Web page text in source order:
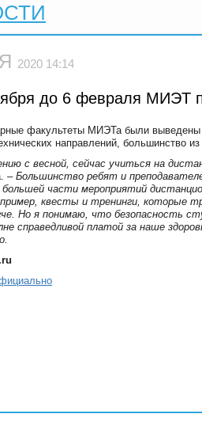
2020 14:14
до 6 февраля МИЭТ
факультеты МИЭТа были выведены
направлений, большинство
с весной, сейчас учиться на
. – Большинство ребят и
части мероприятий
квесты и тренинги, которые
Но я понимаю, что безопасность
справедливой платой за наше